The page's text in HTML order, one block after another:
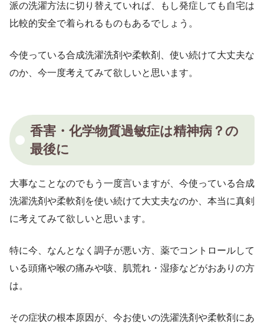
派の洗濯方法に切り替えていれば、もし発症しても自宅は
比較的安全で着られるものもあるでしょう。
今使っている合成洗濯洗剤や柔軟剤、使い続けて大丈夫な
のか、今一度考えてみて欲しいと思います。
香害・化学物質過敏症は精神病？の
最後に
大事なことなのでもう一度言いますが、今使っている合成
洗濯洗剤や柔軟剤を使い続けて大丈夫なのか、本当に真剣
に考えてみて欲しいと思います。
特に今、なんとなく調子が悪い方、薬でコントロールして
いる頭痛や喉の痛みや咳、肌荒れ・湿疹などがおありの方
は。
その症状の根本原因が、今お使いの洗濯洗剤や柔軟剤にあ